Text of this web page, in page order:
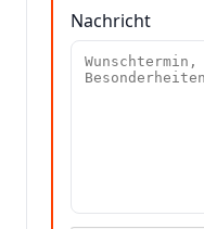
Nachricht